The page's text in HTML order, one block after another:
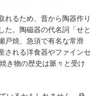
れるため、昔から陶器作り
た。陶磁器の代名詞「せと
戸焼、急須で有名な常滑
される洋食器やファインセ
き物の歴史は脈々と受け